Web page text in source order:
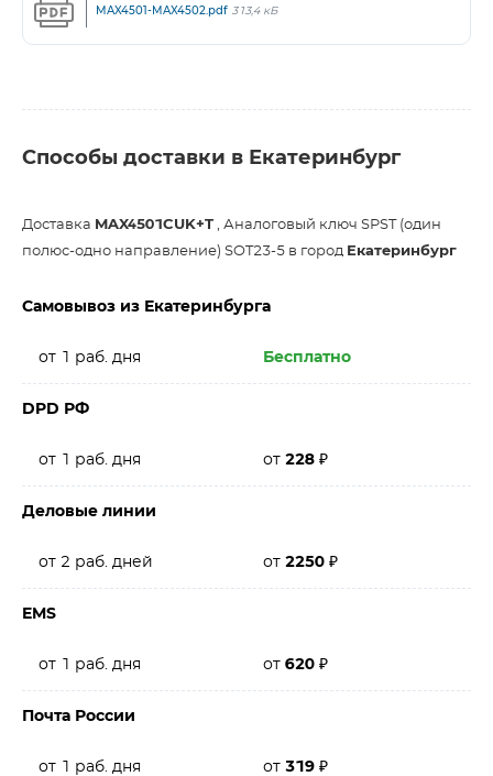
MAX4501-MAX4502.pdf 313,4 кБ
Способы доставки в Екатеринбург
Доставка MAX4501CUK+T , Аналоговый ключ SPST (один
полюс-одно направление) SOT23-5 в город Екатеринбург
Самовывоз из Екатеринбурга
от 1 раб. дня Бесплатно
DPD РФ
от 1 раб. дня от 228 ₽
Деловые линии
от 2 раб. дней от 2250 ₽
EMS
от 1 раб. дня от 620 ₽
Почта России
от 1 раб. дня от 319 ₽